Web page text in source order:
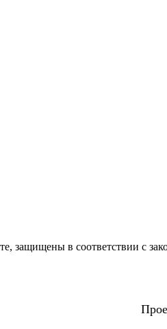
защищены в соответствии с